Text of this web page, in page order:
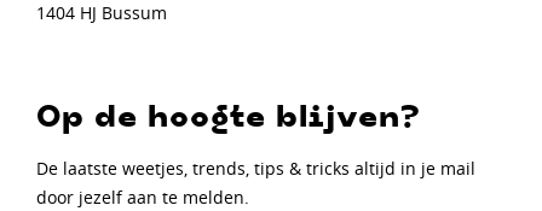
1404 HJ Bussum
Op de hoogte blijven?
De laatste weetjes, trends, tips & tricks altijd in je mail
door jezelf aan te melden.